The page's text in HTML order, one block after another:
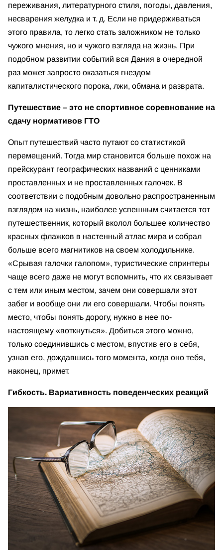
переживания, литературного стиля, погоды, давления,
несварения желудка и т. д. Если не придерживаться
этого правила, то легко стать заложником не только
чужого мнения, но и чужого взгляда на жизнь. При
подобном развитии событий вся Дания в очередной
раз может запросто оказаться гнездом
капиталистического порока, лжи, обмана и разврата.
Путешествие – это не спортивное соревнование на
сдачу нормативов ГТО
Опыт путешествий часто путают со статистикой
перемещений. Тогда мир становится больше похож на
прейскурант географических названий с ценниками
проставленных и не проставленных галочек. В
соответствии с подобным довольно распространенным
взглядом на жизнь, наиболее успешным считается тот
путешественник, который вколол большее количество
красных флажков в настенный атлас мира и собрал
больше всего магнитиков на своем холодильнике.
«Срывая галочки галопом», туристические спринтеры
чаще всего даже не могут вспомнить, что их связывает
с тем или иным местом, зачем они совершали этот
забег и вообще они ли его совершали. Чтобы понять
место, чтобы понять дорогу, нужно в нее по-
настоящему «воткнуться». Добиться этого можно,
только соединившись с местом, впустив его в себя,
узнав его, дождавшись того момента, когда оно тебя,
наконец, примет.
Гибкость. Вариативность поведенческих реакций